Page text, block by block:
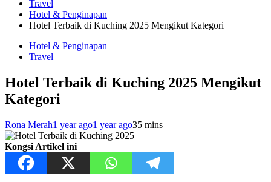
Travel
Hotel & Penginapan
Hotel Terbaik di Kuching 2025 Mengikut Kategori
Hotel & Penginapan
Travel
Hotel Terbaik di Kuching 2025 Mengikut
Kategori
Rona Merah1 year ago1 year ago35 mins
Kongsi Artikel ini